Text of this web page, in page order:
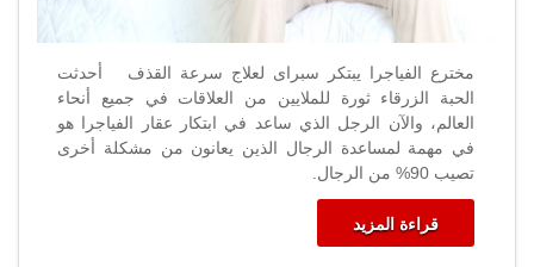
مخترع الفياجرا يبتكر سبراى لعلاج سرعة القذف أحدثت
الحبة الزرقاء ثورة للملايين من العلاقات في جميع أنحاء
العالم، والآن الرجل الذي ساعد في ابتكار عقار الفياجرا هو
في مهمة لمساعدة الرجال الذين يعانون من مشكلة أخرى
تصيب 90% من الرجال.
قراءة المزيد